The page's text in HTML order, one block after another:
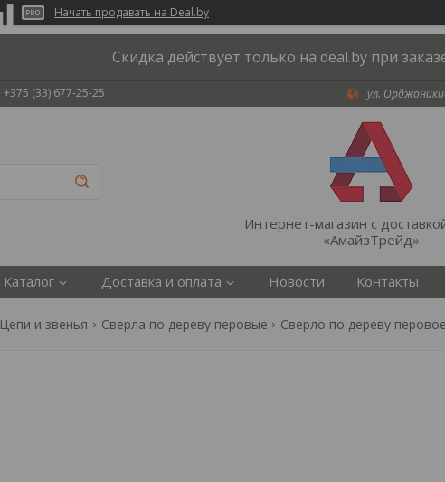
Начать продавать на Deal.by
Скидка действует только на deal.by при
+375 (33) 677-25-25 ул.
Интернет-магазин с
«АмайзТрейд»
Каталог Доставка и оплата Новости Контакты
Цепи и звенья Сверла по дереву перовые Сверло по дереву